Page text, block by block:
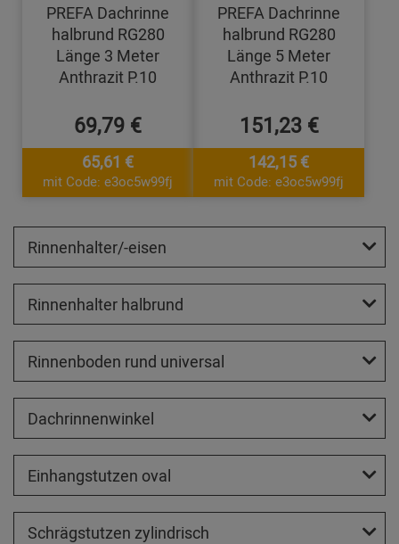
PREFA Dachrinne
halbrund RG280
Länge 3 Meter
Anthrazit P.10
69,79 €
65,61 €
mit Code: e3oc5w99fj
PREFA Dachrinne
halbrund RG280
Länge 5 Meter
Anthrazit P.10
151,23 €
142,15 €
mit Code: e3oc5w99fj
Rinnenhalter/-eisen
Rinnenhalter halbrund
Rinnenboden rund universal
Dachrinnenwinkel
Einhangstutzen oval
Schrägstutzen zylindrisch